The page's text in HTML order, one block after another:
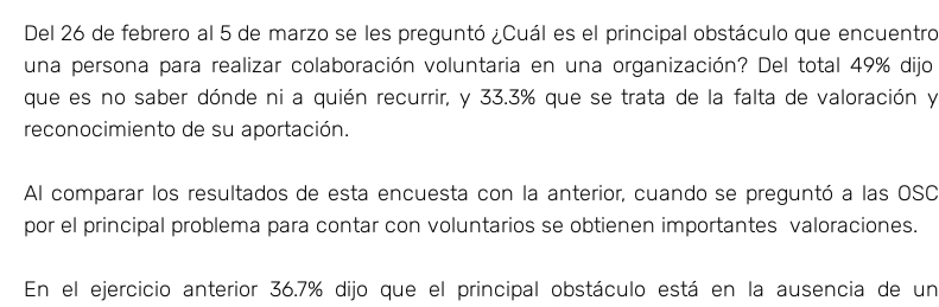
Del 26 de febrero al 5 de marzo se les preguntó ¿Cuál es el principal obstáculo que encuentro
una persona para realizar colaboración voluntaria en una organización? Del total 49% dijo
que es no saber dónde ni a quién recurrir, y 33.3% que se trata de la falta de valoración y
reconocimiento de su aportación.
Al comparar los resultados de esta encuesta con la anterior, cuando se preguntó a las OSC
por el principal problema para contar con voluntarios se obtienen importantes valoraciones.
En el ejercicio anterior 36.7% dijo que el principal obstáculo está en la ausencia de un